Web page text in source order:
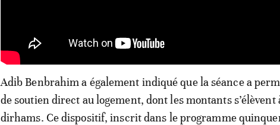
Adib Benbrahim a également indiqué que la séance a
de soutien direct au logement, dont les montants
dirhams. Ce dispositif, inscrit dans le programme